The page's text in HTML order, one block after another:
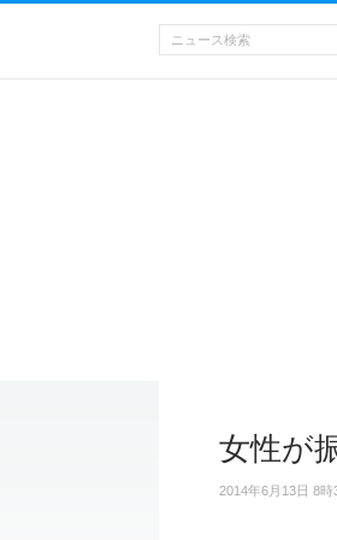
女性が
2014年6月13日 8時